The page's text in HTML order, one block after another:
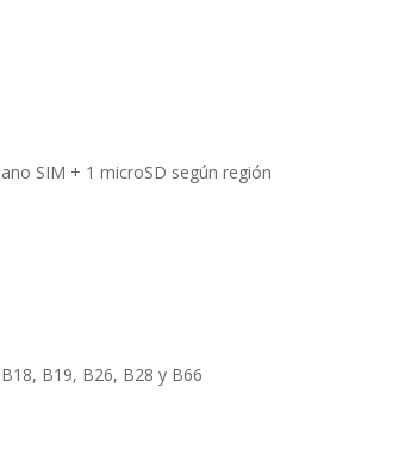
SIM + 1 microSD según región
B19, B26, B28 y B66